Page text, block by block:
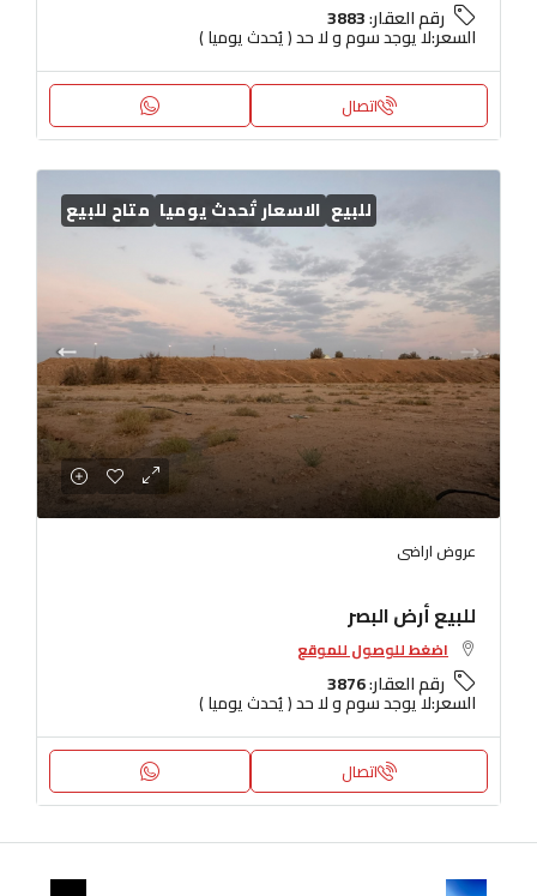
رقم العقار:3883
السعر:لا يوجد سوم و لا حد ( يُحدث يوميا )
اتصال
للبيع الاسعار تُحدث يوميا متاح للبيع
عروض اراضى
للبيع أرض البصر
اضغط للوصول للموقع
رقم العقار:3876
السعر:لا يوجد سوم و لا حد ( يُحدث يوميا )
اتصال